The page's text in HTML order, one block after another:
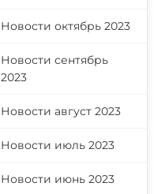
Новости октябрь 2023
Новости сентябрь
2023
Новости август 2023
Новости июль 2023
Новости июнь 2023